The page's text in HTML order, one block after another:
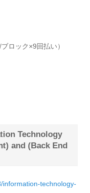
ロック×9回払い）
Technology
and (Back End
information-technology-